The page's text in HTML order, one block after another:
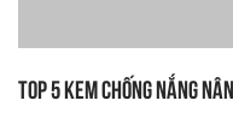
Top 5 kem chống nắng